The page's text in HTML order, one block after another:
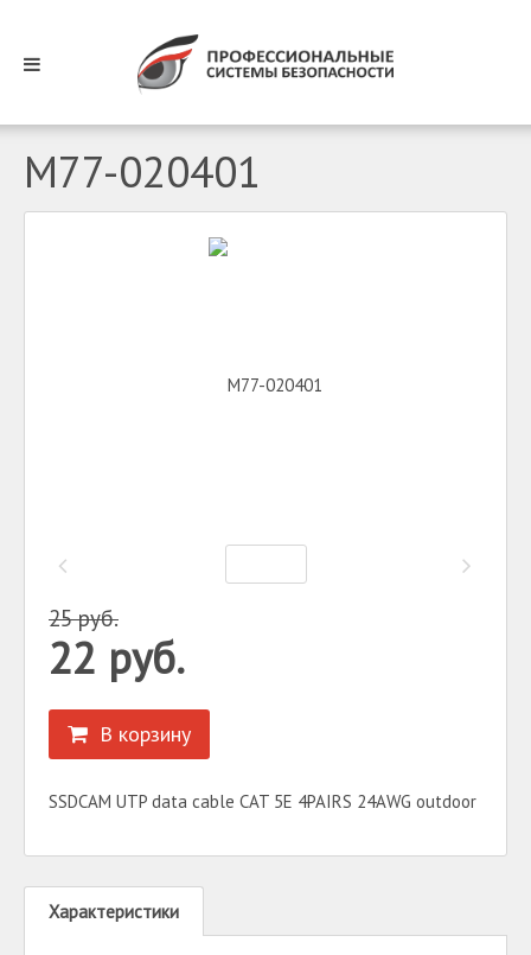
M77-020401
25 руб.
22 руб.
В корзину
SSDCAM UTP data cable CAT 5E 4PAIRS 24AWG outdoor
Характеристики